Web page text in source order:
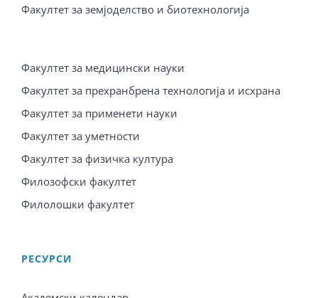
Факултет за земјоделство и биотехнологија
Факултет за медицински науки
Факултет за прехранбрена технологија и исхрана
Факултет за применети науки
Факултет за уметности
Факултет за физичка култура
Филозофски факултет
Филолошки факултет
PЕСУРСИ